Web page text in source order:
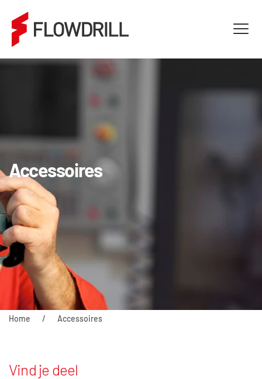
Accessoires
Home Accessoires
Vind je deel